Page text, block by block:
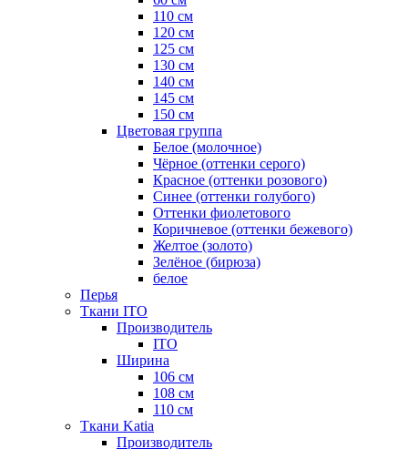
110 см
120 см
125 см
130 см
140 см
145 см
150 см
Цветовая группа
Белое (молочное)
Чёрное (оттенки серого)
Красное (оттенки розового)
Синее (оттенки голубого)
Оттенки фиолетового
Коричневое (оттенки бежевого)
Желтое (золото)
Зелёное (бирюза)
белое
Перья
Ткани ITO
Производитель
ITO
Ширина
106 см
108 см
110 см
Ткани Katia
Производитель